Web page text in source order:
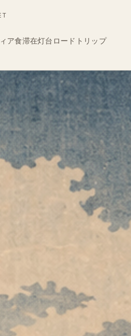
ア食滞在灯台 ロードトリップ